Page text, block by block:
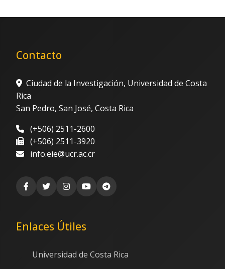
Contacto
Ciudad de la Investigación, Universidad de Costa
Rica
San Pedro, San José, Costa Rica
(+506) 2511-2600
(+506) 2511-3920
info.eie@ucr.ac.cr
Enlaces Útiles
Universidad de Costa Rica